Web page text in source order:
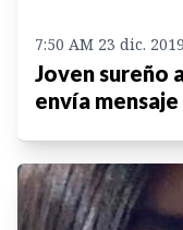
7:50 AM 23 dic. 2019
Joven sureño
envía